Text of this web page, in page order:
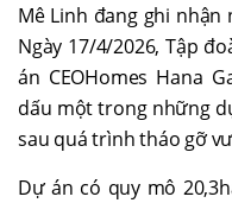
Mê Linh đang ghi
Ngày 17/4/2026, Tập
án CEOHomes Hana
dấu một trong những
sau quá trình tháo gỡ
Dự án có quy mô